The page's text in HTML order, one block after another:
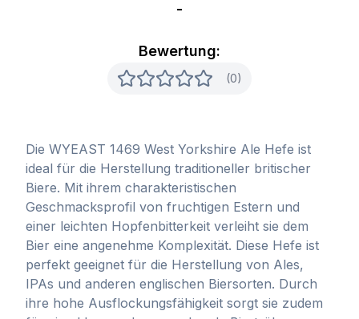
Bewertung:
(0)
-
Die WYEAST 1469 West Yorkshire Ale Hefe ist
ideal für die Herstellung traditioneller britischer
Biere. Mit ihrem charakteristischen
Geschmacksprofil von fruchtigen Estern und
einer leichten Hopfenbitterkeit verleiht sie dem
Bier eine angenehme Komplexität. Diese Hefe ist
perfekt geeignet für die Herstellung von Ales,
IPAs und anderen englischen Biersorten. Durch
ihre hohe Ausflockungsfähigkeit sorgt sie zudem